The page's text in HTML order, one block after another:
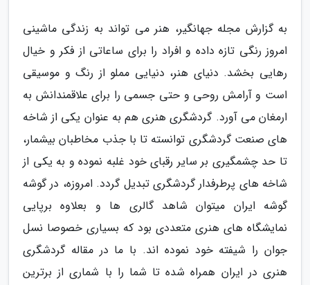
به گزارش مجله جهانگیر، هنر می تواند به زندگی ماشینی
امروز رنگی تازه داده و افراد را برای ساعاتی از فکر و خیال
رهایی بخشد. دنیای هنر، دنیایی مملو از رنگ و موسیقی
است و آرامش روحی و حتی جسمی را برای علاقمندانش به
ارمغان می آورد. گردشگری هنری هم به عنوان یکی از شاخه
های صنعت گردشگری توانسته تا با جذب مخاطبان بیشمار،
تا حد چشمگیری بر سایر رقبای خود غلبه نموده و به یکی از
شاخه های پرطرفدار گردشگری تبدیل گردد. امروزه، در گوشه
گوشه ایران میتوان شاهد گالری ها و بعلاوه برپایی
نمایشگاه های هنری متعددی بود که بسیاری خصوصا نسل
جوان را شیفته خود نموده اند. با ما در مقاله گردشگری
هنری در ایران همراه شده تا شما را با شماری از برترین